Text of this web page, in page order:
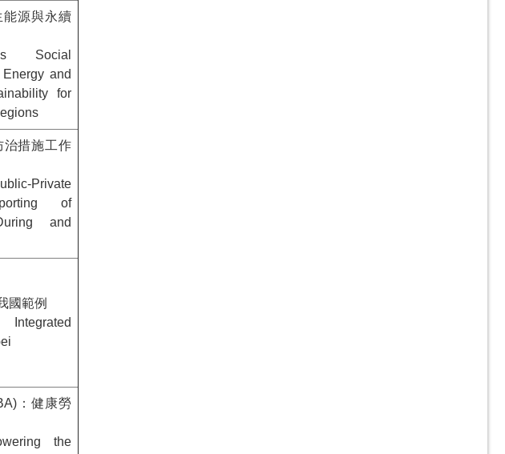
能源與永續
Social
and
for
治措施工作
Private
of
and
國範例
Integrated
：健康勞
the